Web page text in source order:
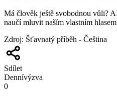
Má člověk ještě svobodnou vůli?
naučí mluvit naším vlastním hlasem
Zdroj: Šťavnatý příběh - Čeština
Sdílet
Dennívýzva
0